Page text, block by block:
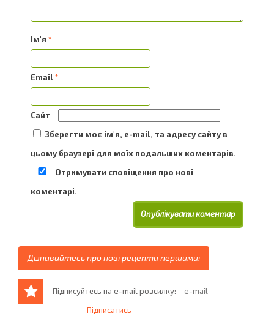
Ім'я *
Email*
Сайт
Зберегти моє ім'я, e-mail, та адресу сайту в
цьому браузері для моїх подальших коментарів.
Отримувати сповіщення про нові
коментарі.
Дізнавайтесь про нові рецепти першими:
Підписуйтесь на e-mail розсилку: